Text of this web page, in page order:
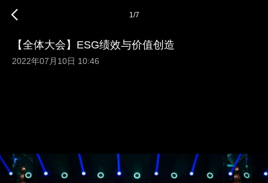
1/7
【全体大会】ESG绩效与价值创造
2022年07月10日 10:46